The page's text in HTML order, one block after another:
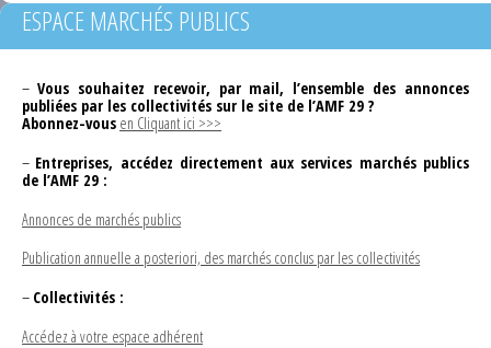
ESPACE MARCHÉS PUBLICS
– Vous souhaitez recevoir, par mail, l’ensemble des annonces
publiées par les collectivités sur le site de l’AMF 29 ?
Abonnez-vous en Cliquant ici >>>
– Entreprises, accédez directement aux services marchés publics
de l’AMF 29 :
Annonces de marchés publics
Publication annuelle a posteriori, des marchés conclus par les collectivités
– Collectivités :
Accédez à votre espace adhérent